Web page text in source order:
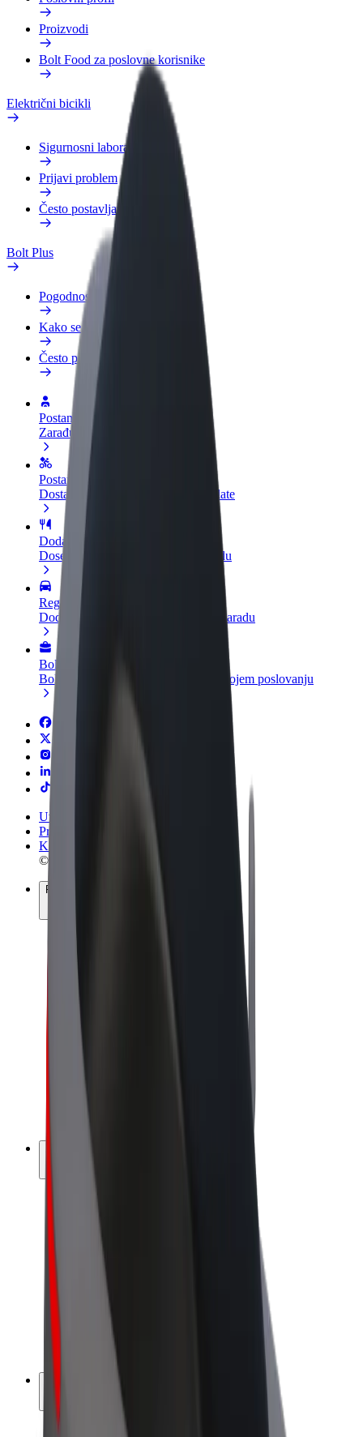
Proizvodi
Bolt Food za poslovne korisnike
Električni bicikli
Sigurnosni laboratorij
Prijavi problem
Često postavljana pitanja
Bolt Plus
Pogodnosti
Kako se pridružiti
Često postavljana pitanja
Postani vozač
Zarađuj po vlastitim uvjetima
Postani dostavljač
Dostavljaj hranu i primaj tjedne isplate
Dodaj restoran ili trgovinu
Dosegni više kupaca i povećaj zaradu
Registriraj se kao vlasnik flote
Dodaj svoju flotu na Bolt i povećaj zaradu
Bolt for Business
Bolt proizvodi i usluge prilagođeni tvojem poslovanju
Uvjeti i odredbe
Privatnost
Kolačići
© 2026 Bolt Technology OÜ
Proizvodi
Romobili
Bolt Market
Bolt Drive
Električni bicikli
Bolt Plus
Zarada vozača
Zarada dostavljača
Bolt Food trgovci
Tvrtka